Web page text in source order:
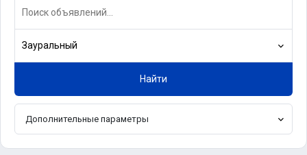
Зауральный
Найти
Дополнительные параметры